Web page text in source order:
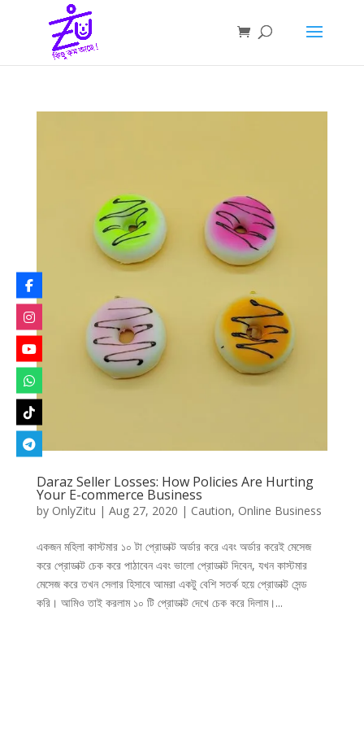
Daraz Seller Losses: How Policies Are Hurting
Your E-commerce Business
by OnlyZitu | Aug 27, 2020 | Caution, Online Business
একজন মহিলা কাস্টমার ১০ টা প্রোডাক্ট অর্ডার করে এবং অর্ডার করেই মেসেজ
করে প্রোডাক্ট চেক করে পাঠাবেন এবং ভালো প্রোডাক্ট দিবেন, যখন কাস্টমার
মেসেজ করে তখন সেলার হিসাবে আমরা একটু বেশি সতর্ক হয়ে প্রোডাক্ট সেন্ড
করি। আমিও তাই করলাম ১০ টি প্রোডাক্ট দেখে চেক করে দিলাম।...